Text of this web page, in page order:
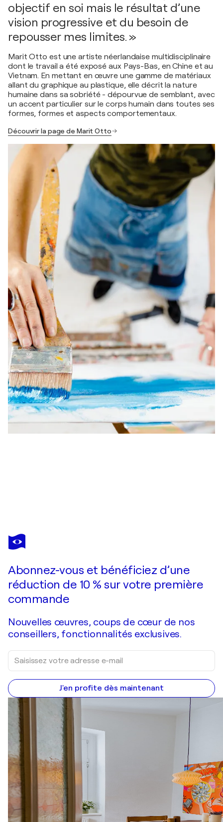
objectif en soi mais le résultat d’une
vision progressive et du besoin de
repousser mes limites. »
Marit Otto est une artiste néerlandaise multidisciplinaire
dont le travail a été exposé aux Pays-Bas, en Chine et au
Vietnam. En mettant en œuvre une gamme de matériaux
allant du graphique au plastique, elle décrit la nature
humaine dans sa sobriété - dépourvue de semblant, avec
un accent particulier sur le corps humain dans toutes ses
formes, formes et aspects comportementaux.
Découvrir la page de Marit Otto
MARIT OTTO
In The beginning 6/6
Abonnez-vous et bénéficiez d’une
réduction de 10 % sur votre première
commande
Nouvelles œuvres, coups de cœur de nos
conseillers, fonctionnalités exclusives.
J'en profite dès maintenant